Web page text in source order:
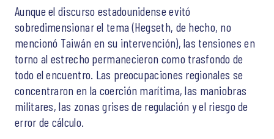
Aunque el discurso estadounidense evitó
sobredimensionar el tema (Hegseth, de hecho, no
mencionó Taiwán en su intervención), las tensiones en
torno al estrecho permanecieron como trasfondo de
todo el encuentro. Las preocupaciones regionales se
concentraron en la coerción marítima, las maniobras
militares, las zonas grises de regulación y el riesgo de
error de cálculo.